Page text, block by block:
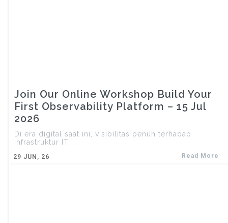
Join Our Online Workshop Build Your
First Observability Platform – 15 Jul
2026
29 JUN, 26
Di era digital saat ini, visibilitas penuh terhadap
infrastruktur IT……
Read More